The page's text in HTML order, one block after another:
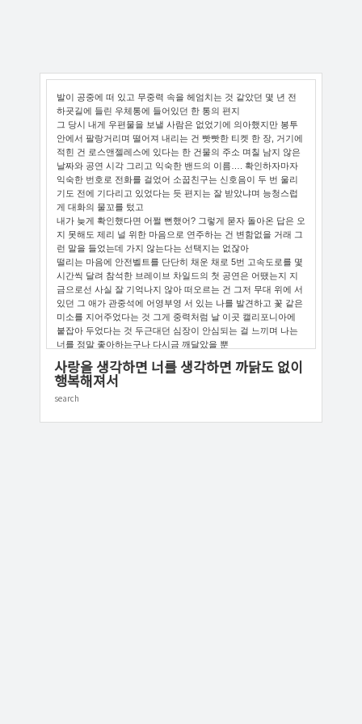
발이 공중에 떠 있고 무중력 속을 헤엄치는 것 같았던 몇 년 전
하굣길에 들린 우체통에 들어있던 한 통의 편지
그 당시 내게 우편물을 보낼 사람은 없었기에 의아했지만 봉투
안에서 팔랑거리며 떨어져 내리는 건 빳빳한 티켓 한 장, 거기에
적힌 건 로스앤젤레스에 있다는 한 건물의 주소 며칠 남지 않은
날짜와 공연 시각 그리고 익숙한 밴드의 이름…. 확인하자마자
익숙한 번호로 전화를 걸었어 소꿉친구는 신호음이 두 번 울리
기도 전에 기다리고 있었다는 듯 편지는 잘 받았냐며 능청스럽
게 대화의 물꼬를 텄고
내가 늦게 확인했다면 어쩔 뻔했어? 그렇게 묻자 돌아온 답은 오
지 못해도 제리 널 위한 마음으로 연주하는 건 변함없을 거래 그
런 말을 들었는데 가지 않는다는 선택지는 없잖아
떨리는 마음에 안전벨트를 단단히 채운 채로 5번 고속도로를 몇
시간씩 달려 참석한 브레이브 차일드의 첫 공연은 어땠는지 지
금으로선 사실 잘 기억나지 않아 떠오르는 건 그저 무대 위에 서
있던 그 애가 관중석에 어영부영 서 있는 나를 발견하고 꽃 같은
미소를 지어주었다는 것 그게 중력처럼 날 이곳 캘리포니아에
붙잡아 두었다는 것 두근대던 심장이 안심되는 걸 느끼며 나는
너를 정말 좋아하는구나 다시금 깨달았을 뿐
사랑을 생각하면 너를 생각하면 까닭도 없이
행복해져서